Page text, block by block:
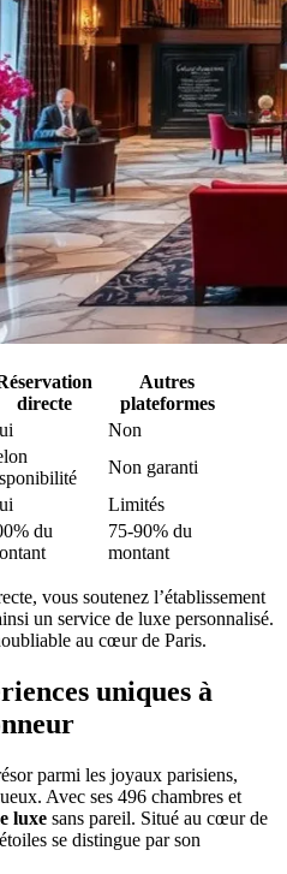
directe
Autres
plateformes
Non
Non garanti
Limités
du
75-90% du
montant
vous soutenez l’établissement
un service de luxe personnalisé.
au cœur de Paris.
uniques à
parmi les joyaux parisiens,
Avec ses 496 chambres et
luxe sans pareil. Situé au cœur de
se distingue par son